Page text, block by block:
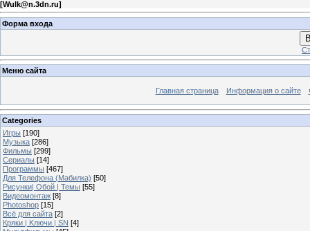
[Wulk@n.3dn.ru]
Форма входа
Меню сайта
Главная страница Информация о сайте
Categories
Игры [190]
Музыка [286]
Фильмы [299]
Сериалы [14]
Программы [467]
Для Телефона (Мабилка) [50]
Рисунки| Обой | Темы [55]
Видеомонтаж [8]
Photoshop [15]
Всё для сайта [2]
Кряки | Kлючи | SN [4]